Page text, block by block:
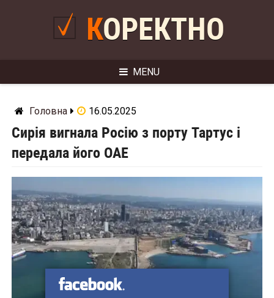
КОРЕКТНО
MENU
Головна 16.05.2025
Сирія вигнала Росію з порту Тартус і
передала його ОАЕ